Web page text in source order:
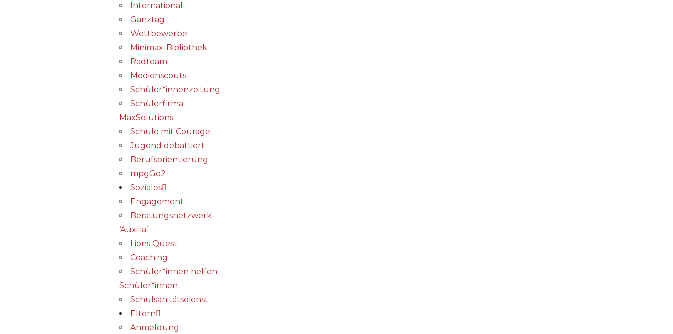
International
Ganztag
Wettbewerbe
Minimax-Bibliothek​
Radteam
Medienscouts
Schüler*innenzeitung
Schülerfirma
MaxSolutions
Schule mit Courage
Jugend debattiert
Berufsorientierung
mpgGo2
Soziales
Engagement
Beratungsnetzwerk
‘Auxilia’
Lions Quest
Coaching
Schüler*innen helfen
Schüler*innen
Schulsanitätsdienst
Eltern
Anmeldung